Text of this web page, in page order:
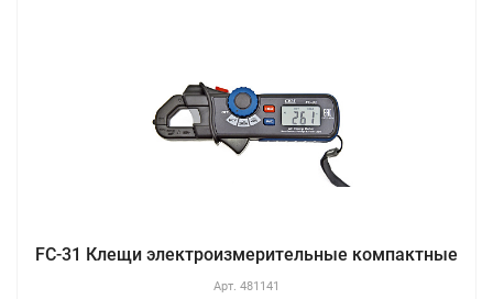
FC-31 Клещи электроизмерительные компактные
Арт. 481141